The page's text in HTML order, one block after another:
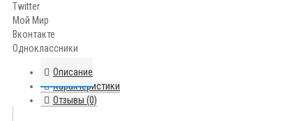
Twitter
Мой Мир
Вконтакте
Одноклассники
Описание
Характеристики
Отзывы (0)